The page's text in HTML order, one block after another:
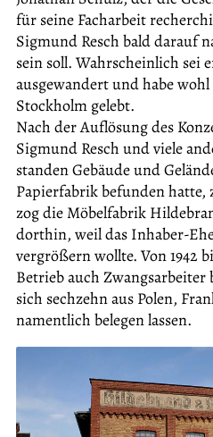
für seine Facharbeit
Sigmund Resch bald darauf
sein soll. Wahrscheinlich sei
ausgewandert und habe
Stockholm gelebt.
Nach der Auflösung des
Sigmund Resch und viele
standen Gebäude und
Papierfabrik befunden hatte,
zog die Möbelfabrik
dorthin, weil das Inhaber-
vergrößern wollte. Von 1942
Betrieb auch
sich sechzehn aus Polen,
namentlich belegen lassen.